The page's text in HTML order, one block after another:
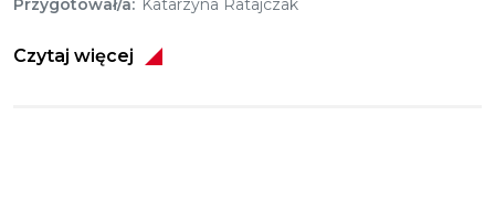
Przygotował/a Katarzyna Ratajczak
Czytaj więcej